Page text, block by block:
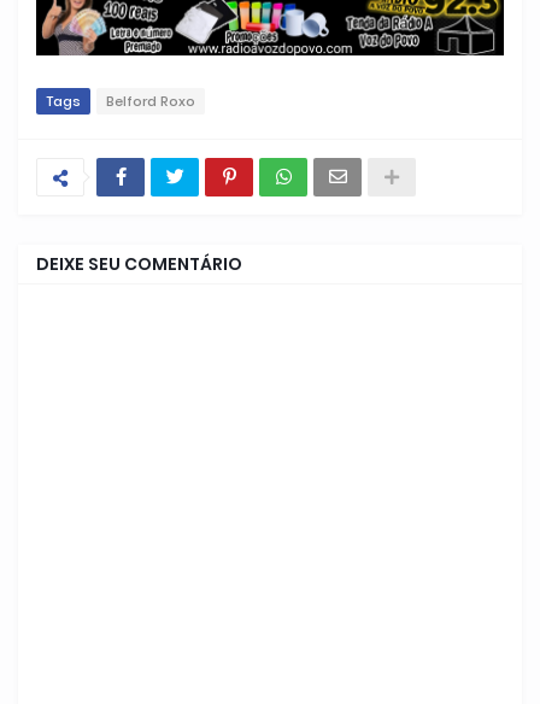
Tags Belford Roxo
DEIXE SEU COMENTÁRIO